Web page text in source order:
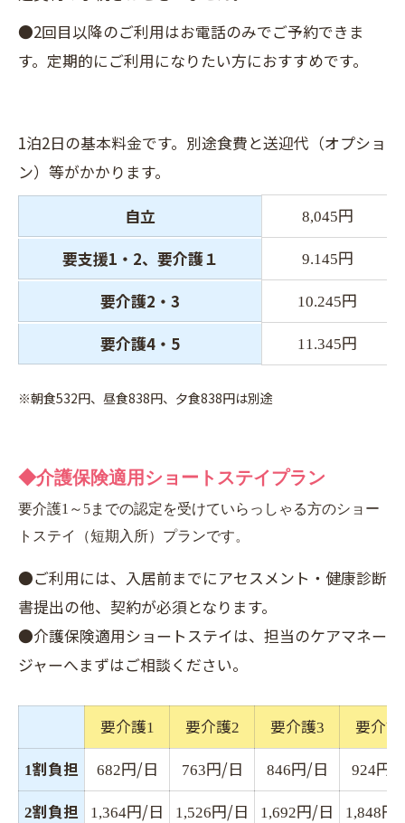
●2回目以降のご利用はお電話のみでご予約できま
す。定期的にご利用になりたい方におすすめです。
1泊2日の基本料金です。別途食費と送迎代（オプショ
ン）等がかかります。
自立
8,045円
要支援1・2、要介護１
9.145円
要介護2・3
10.245円
要介護4・5
11.345円
※朝食532円、昼食838円、夕食838円は別途
◆介護保険適用ショートステイプラン
要介護1～5までの認定を受けていらっしゃる方のショー
トステイ（短期入所）プランです。
●ご利用には、入居前までにアセスメント・健康診断
書提出の他、契約が必須となります。
●介護保険適用ショートステイは、担当のケアマネー
ジャーへまずはご相談ください。
要介護1 要介護2 要介護3 要介護
1割負担 682円/日 763円/日 846円/日 924円/
2割負担 1,364円/日 1,526円/日 1,692円/日 1,848円